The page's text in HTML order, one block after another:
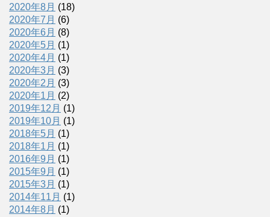
2020年8月 (18)
2020年7月 (6)
2020年6月 (8)
2020年5月 (1)
2020年4月 (1)
2020年3月 (3)
2020年2月 (3)
2020年1月 (2)
2019年12月 (1)
2019年10月 (1)
2018年5月 (1)
2018年1月 (1)
2016年9月 (1)
2015年9月 (1)
2015年3月 (1)
2014年11月 (1)
2014年8月 (1)